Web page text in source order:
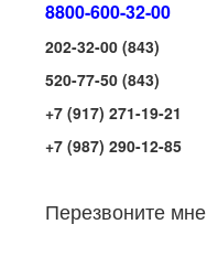
8800-600-32-00
202-32-00 (843)
520-77-50 (843)
+7 (917) 271-19-21
+7 (987) 290-12-85
Перезвоните мне